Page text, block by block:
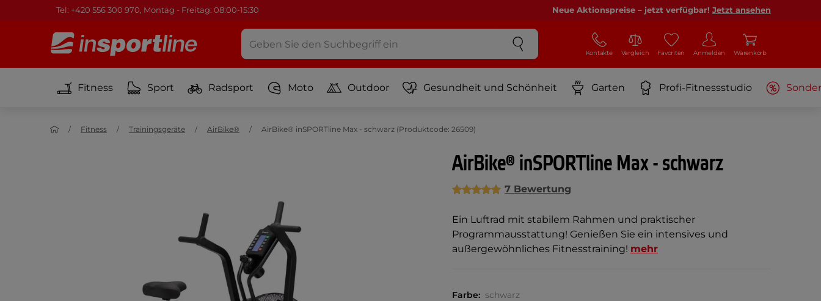
Tel: +420 556 300 970, Montag - Freitag: 08:00-15:30 Neue Aktionspreise – jetzt verfügbar! Jetzt ansehen
Kontakte Vergleich Favoriten Anmelden Warenkorb
Fitness Sport Radsport Moto Outdoor Gesundheit und Schönheit Garten Profi-Fitnessstudio
Fitness Trainingsgeräte AirBike® AirBike® inSPORTline Max - schwarz (Produktcode: 26509)
AirBike® inSPORTline Max - schwarz
7 Bewertung
Ein Luftrad mit stabilem Rahmen und praktischer
Programmausstattung! Genießen Sie ein intensives und
außergewöhnliches Fitnesstraining! mehr
Farbe: schwarz